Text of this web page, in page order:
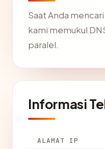
Saat Anda mencari
kami memukul
paralel.
Informasi
ALAMAT IP